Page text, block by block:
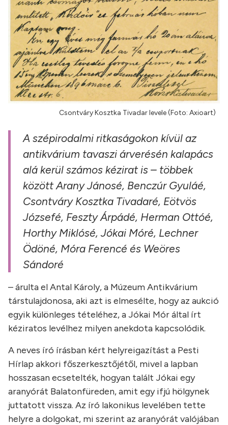
Csontváry Kosztka Tivadar levele (Foto: Axioart)
A szépirodalmi ritkaságokon kívül az
antikvárium tavaszi árverésén kalapács
alá kerül számos kézirat is – többek
között Arany Jánosé, Benczúr Gyuláé,
Csontváry Kosztka Tivadaré, Eötvös
Józsefé, Feszty Árpádé, Herman Ottóé,
Horthy Miklósé, Jókai Móré, Lechner
Ödöné, Móra Ferencé és Weöres
Sándoré
– árulta el Antal Károly, a Múzeum Antikvárium
társtulajdonosa, aki azt is elmesélte, hogy az aukció
egyik különleges tételéhez, a Jókai Mór által írt
kéziratos levélhez milyen anekdota kapcsolódik.
A neves író írásban kért helyreigazítást a Pesti
Hírlap akkori főszerkesztőjétől, mivel a lapban
hosszasan ecsetelték, hogyan talált Jókai egy
aranyórát Balatonfüreden, amit egy ifjú hölgynek
juttatott vissza. Az író lakonikus levelében tette
helyre a dolgokat, mi szerint az aranyórát valójában